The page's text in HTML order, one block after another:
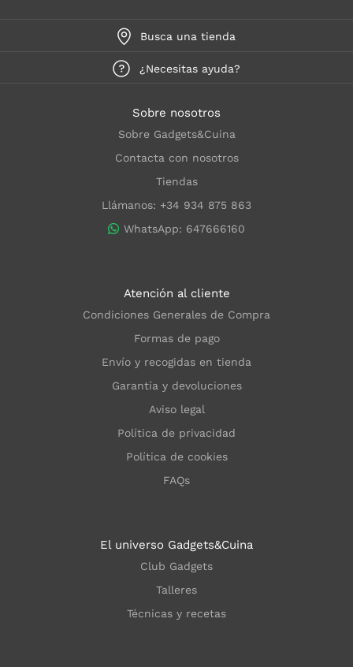
Busca una tienda
¿Necesitas ayuda?
Sobre nosotros
Sobre Gadgets&Cuina
Contacta con nosotros
Tiendas
Llámanos: +34 934 875 863
WhatsApp: 647666160
Atención al cliente
Condiciones Generales de Compra
Formas de pago
Envío y recogidas en tienda
Garantía y devoluciones
Aviso legal
Política de privacidad
Política de cookies
FAQs
El universo Gadgets&Cuina
Club Gadgets
Talleres
Técnicas y recetas